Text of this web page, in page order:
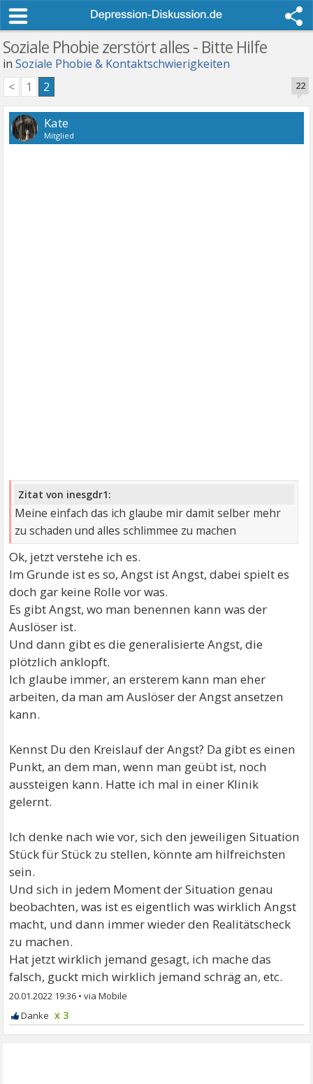
Soziale Phobie zerstört alles - Bitte Hilfe
inSoziale Phobie & Kontaktschwierigkeiten
22
< 1 2
Kate
Mitglied
Zitat von inesgdr1:
Meine einfach das ich glaube mir damit selber mehr
zu schaden und alles schlimmee zu machen
Ok, jetzt verstehe ich es.
Im Grunde ist es so, Angst ist Angst, dabei spielt es
doch gar keine Rolle vor was.
Es gibt Angst, wo man benennen kann was der
Auslöser ist.
Und dann gibt es die generalisierte Angst, die
plötzlich anklopft.
Ich glaube immer, an ersterem kann man eher
arbeiten, da man am Auslöser der Angst ansetzen
kann.
Kennst Du den Kreislauf der Angst? Da gibt es einen
Punkt, an dem man, wenn man geübt ist, noch
aussteigen kann. Hatte ich mal in einer Klinik
gelernt.
Ich denke nach wie vor, sich den jeweiligen Situation
Stück für Stück zu stellen, könnte am hilfreichsten
sein.
Und sich in jedem Moment der Situation genau
beobachten, was ist es eigentlich was wirklich Angst
macht, und dann immer wieder den Realitätscheck
zu machen.
Hat jetzt wirklich jemand gesagt, ich mache das
falsch, guckt mich wirklich jemand schräg an, etc.
20.01.2022 19:36 •
x 3